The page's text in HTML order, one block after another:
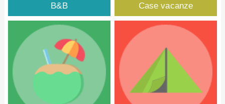
B&B Case vacanze